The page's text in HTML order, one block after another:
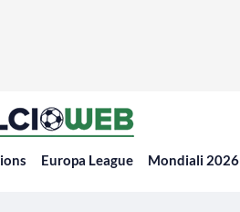
Europa League Mondiali 2026